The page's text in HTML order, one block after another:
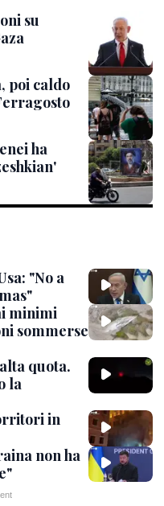
su
poi caldo
ha
"No a
minimi
sommerse
quota.
la
in
non ha